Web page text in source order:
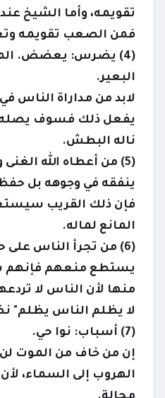
تقويمه، وأما الشيخ
فمن الصعب تقويمه
(4) يضرس: يعضض.
البعير.
لابد من مداراة الناس
يفعل ذلك فسوف يصله
ناله البطش.
(5) من أعطاه الله
ينفقه في وجوهه بل
فإن ذلك القريب
المانع لماله.
(6) من تجرأ الناس على
يستطع منعهم فإنهم
منها لأن الناس لا
لا يظلم الناس يظلم"
(7) أسباب: نوا حي.
إن من خاف من الموت لن
الهروب إلى السماء،